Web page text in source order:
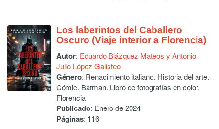
Los laberintos del Caballero
Oscuro (Viaje interior a Florencia)
Autor: Eduardo Blázquez Mateos y Antonio
Julio López Galisteo
Género: Renacimiento italiano. Historia del arte.
Cómic. Batman. Libro de fotografías en color.
Florencia
Publicado: Enero de 2024
Páginas: 116